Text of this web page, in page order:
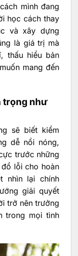
mình đang
học cách thay
và xây dựng
là giá trị mà
thấu hiểu bản
mang đến
trọng như
sẽ biết kiểm
dễ nổi nóng,
trước những
lỗi cho hoàn
nhìn lại chính
giải quyết
trở nên trưởng
trong mọi tình